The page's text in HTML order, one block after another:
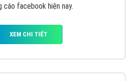
cáo facebook hiện nay.
XEM CHI TIẾT